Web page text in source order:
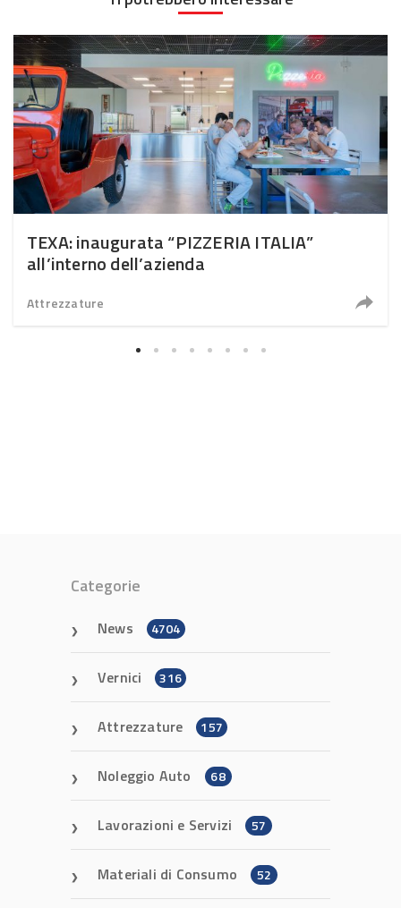
TEXA: inaugurata “PIZZERIA ITALIA”
all’interno dell’azienda
Attrezzature
Categorie
News 4704
Vernici 316
Attrezzature 157
Noleggio Auto 68
Lavorazioni e Servizi 57
Materiali di Consumo 52